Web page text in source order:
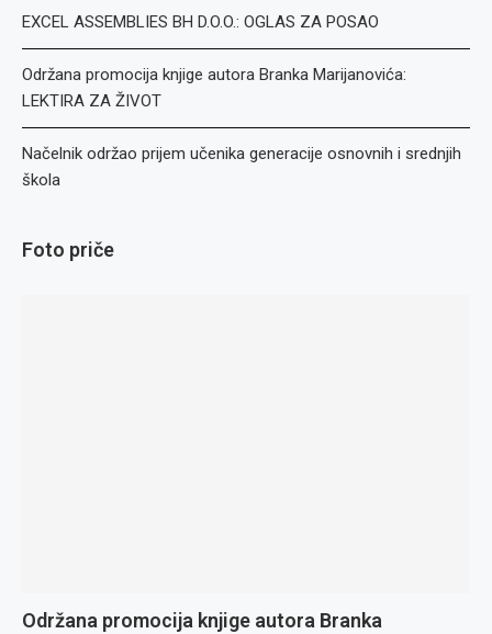
EXCEL ASSEMBLIES BH D.O.O.: OGLAS ZA POSAO
Održana promocija knjige autora Branka Marijanovića:
LEKTIRA ZA ŽIVOT
Načelnik održao prijem učenika generacije osnovnih i srednjih
škola
Foto priče
Održana promocija knjige autora Branka